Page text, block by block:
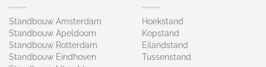
Standbouw Amsterdam
Standbouw Apeldoorn
Standbouw Rotterdam
Standbouw Eindhoven
Hoekstand
Kopstand
Eilandstand
Tussenstand